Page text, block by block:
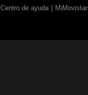
Centro de ayuda MiMovistar